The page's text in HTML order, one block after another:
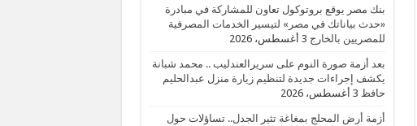
بنك مصر يوقع بروتوكول تعاون للمشاركة في مبادرة
«حدث بياناتك في مصر» لتيسير الخدمات المصرفية
للمصريين بالخارج 3 أغسطس، 2026
بعد أزمة صورة النوم على سريرالعندليب .. محمد شبانة
يكشف إجراءات جديدة لتنظيم زيارة منزل عبدالحليم
حافظ 3 أغسطس، 2026
أزمة أرض المحلج بمغاغة تثير الجدل.. تساؤلات حول